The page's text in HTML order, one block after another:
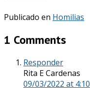
Publicado en Homilias
1 Comments
Responder
Rita E Cardenas
09/03/2022 at 4:10